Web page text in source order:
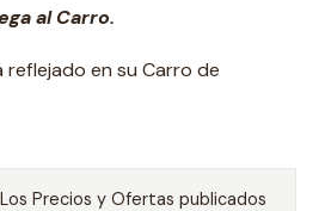
al Carro.
reflejado en su Carro de
Los Precios y Ofertas publicados